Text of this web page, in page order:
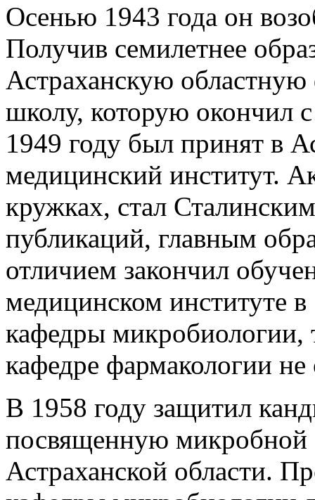
Осенью 1943 года он
Получив семилетнее
Астраханскую
школу, которую окончил
1949 году был принят в
медицинский институт.
кружках, стал
публикаций, главным
отличием закончил
медицинском институте
кафедры микробиологии,
кафедре фармакологии не
В 1958 году защитил
посвященную микробной
Астраханской области.